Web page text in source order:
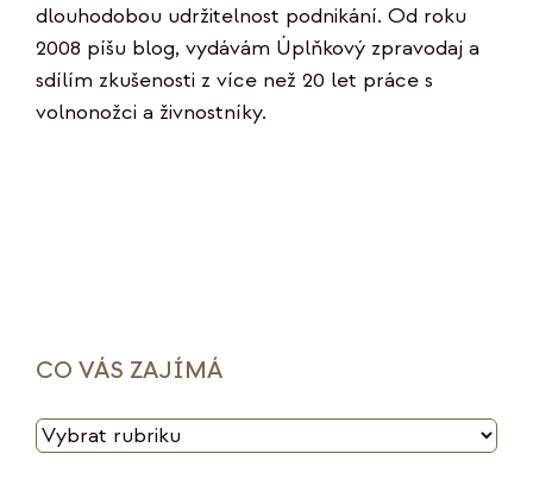
dlouhodobou udržitelnost podnikání. Od roku
2008 píšu blog, vydávám Úplňkový zpravodaj a
sdílím zkušenosti z více než 20 let práce s
volnonožci a živnostníky.
CO VÁS ZAJÍMÁ
CO